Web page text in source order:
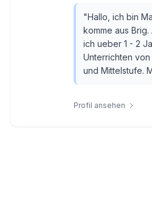
"Hallo, ich bin
komme aus
ich ueber 1 - 2
Unterrichten
und Mittelstufe.
Profil ansehen